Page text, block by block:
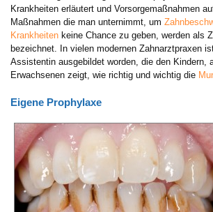
Krankheiten erläutert und Vorsorgemaßnahmen
Maßnahmen die man unternimmt, um
Krankheiten keine Chance zu geben, werden als
bezeichnet. In vielen modernen Zahnarztpraxen
Assistentin ausgebildet worden, die den Kindern,
Erwachsenen zeigt, wie richtig und wichtig die
Eigene Prophylaxe